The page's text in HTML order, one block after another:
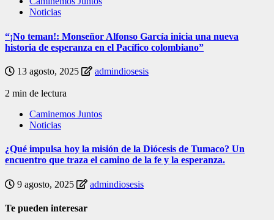
Noticias
“¡No teman!: Monseñor Alfonso García inicia una nueva
historia de esperanza en el Pacífico colombiano”
13 agosto, 2025 admindiosesis
2 min de lectura
Caminemos Juntos
Noticias
¿Qué impulsa hoy la misión de la Diócesis de Tumaco? Un
encuentro que traza el camino de la fe y la esperanza.
9 agosto, 2025 admindiosesis
Te pueden interesar